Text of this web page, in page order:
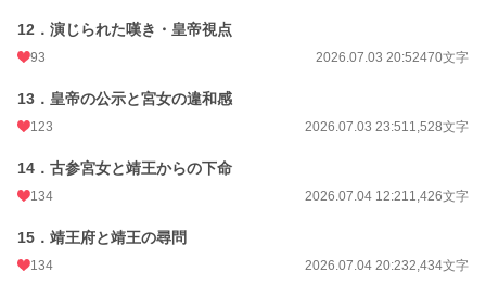
12．演じられた嘆き・皇帝視点
93 2026.07.03 20:52470文字
13．皇帝の公示と宮女の違和感
123 2026.07.03 23:511,528文字
14．古参宮女と靖王からの下命
134 2026.07.04 12:211,426文字
15．靖王府と靖王の尋問
134 2026.07.04 20:232,434文字